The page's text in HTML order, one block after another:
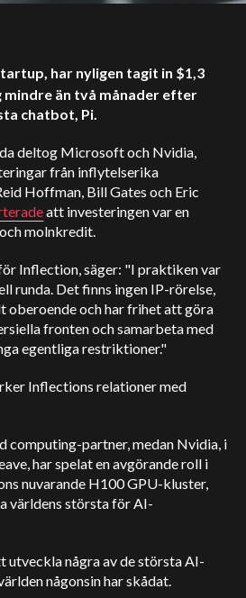
har nyligen tagit in $1,3
mindre än två månader efter
chatbot, Pi.
deltog Microsoft och Nvidia,
från inflytelserika
Hoffman, Bill Gates och Eric
att investeringen var en
molnkredit.
Inflection, säger: "I praktiken var
runda. Det finns ingen IP-rörelse,
oberoende och har frihet att göra
fronten och samarbeta med
egentliga restriktioner."
Inflections relationer med
computing-partner, medan Nvidia, i
har spelat en avgörande roll i
nuvarande H100 GPU-kluster,
världens största för AI-
några av de största AI-
någonsin har skådat.